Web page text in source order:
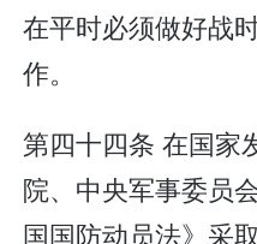
在平时必须做好战
作。
第四十四条 在国家
院、中央军事委员
国国防动员法》采